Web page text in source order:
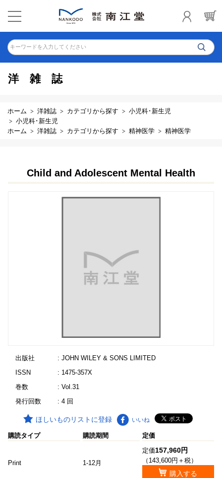
キーワードを入力してください
洋雑誌
ホーム 洋雑誌 カテゴリから探す
小児科･新生児
小児科･新生児
ホーム
洋雑誌 カテゴリから探す 精神医学 精神医学
Child and Adolescent Mental Health
出版社
: JOHN WILEY & SONS LIMITED
ISSN
: 1475-357X
巻数
: Vol.31
発行回数
: 4 回
ほしいものリストに登録 いいね
購読タイプ 購読期間 定価
Print 1-12月
定価157,960円
（143,600円＋税）
購入する